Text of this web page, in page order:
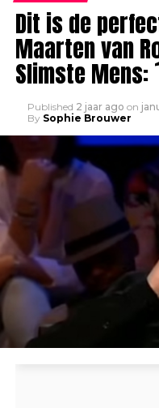
Dit is de
Maarten van
Slimste Mens:
Published 2 jaar ago on
By Sophie Brouwer